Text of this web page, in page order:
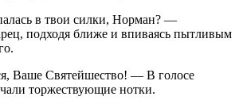
в твои силки, Норман? —
подходя ближе и впиваясь пытливым
Ваше Святейшество! — В голосе
торжествующие нотки.